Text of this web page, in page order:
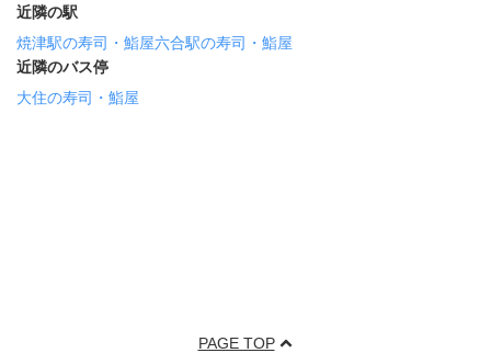
近隣の駅
焼津駅の寿司・鮨屋六合駅の寿司・鮨屋
近隣のバス停
大住の寿司・鮨屋
PAGE TOP